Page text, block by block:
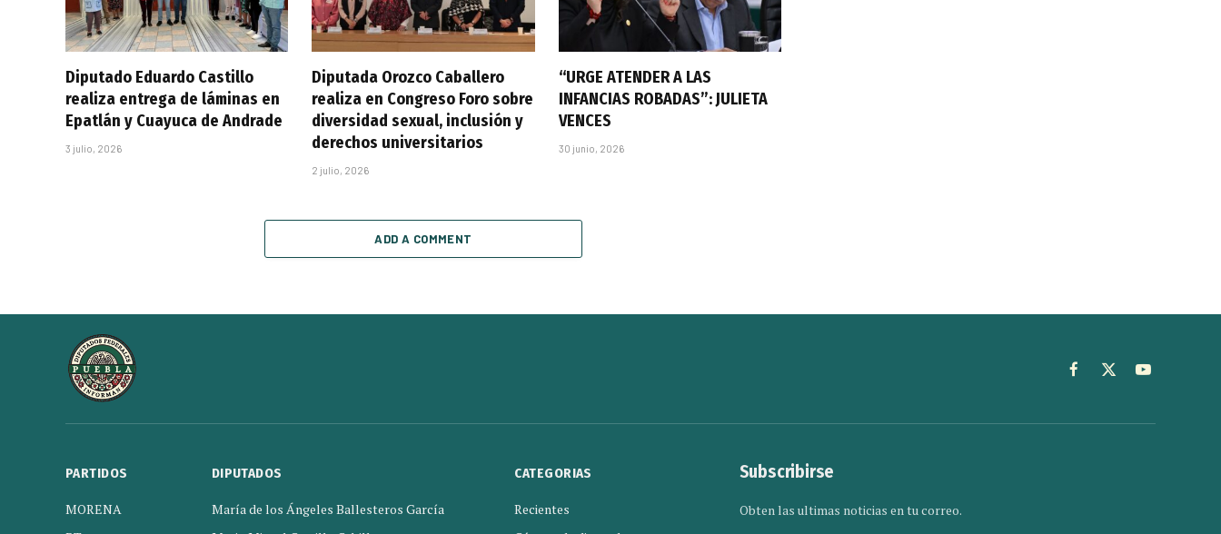
Diputado Eduardo Castillo
realiza entrega de láminas en
Epatlán y Cuayuca de Andrade
3 julio, 2026
Diputada Orozco Caballero
realiza en Congreso Foro sobre
diversidad sexual, inclusión y
derechos universitarios
2 julio, 2026
“URGE ATENDER A LAS
INFANCIAS ROBADAS”: JULIETA
VENCES
30 junio, 2026
ADD A COMMENT
Facebook
X
YouTube
PARTIDOS
MORENA
DIPUTADOS
María de los Ángeles Ballesteros García
CATEGORIAS
Recientes
Subscribirse
Obten las ultimas noticias en tu correo.